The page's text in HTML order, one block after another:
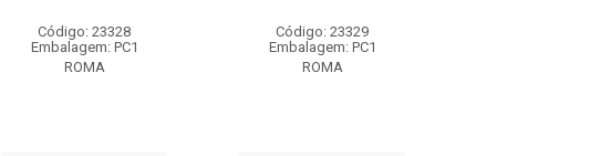
Código: 23328
Embalagem: PC1
ROMA
Código: 23329
Embalagem: PC1
ROMA